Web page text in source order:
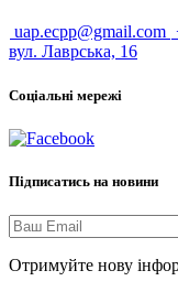
uap.ecpp@gmail.com
вул. Лаврська, 16
Соціальні мережі
Підписатись на новини
Отримуйте нову